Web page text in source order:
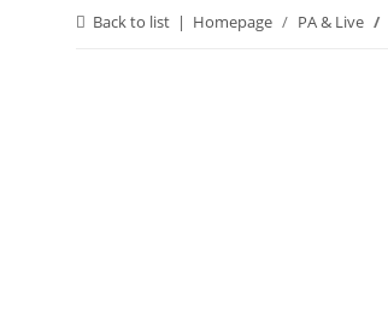
Back to list Homepage PA & Live